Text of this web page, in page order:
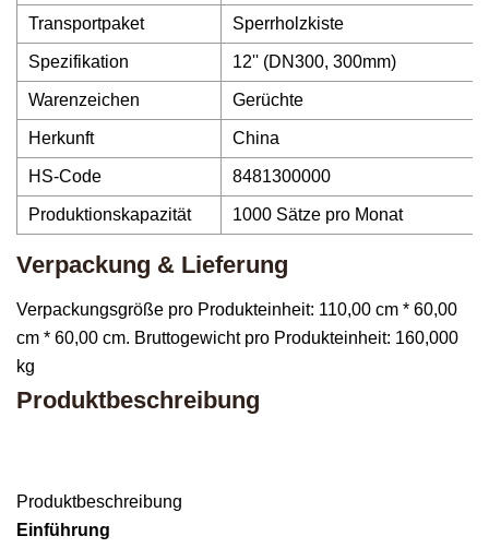
Transportpaket Sperrholzkiste
Spezifikation 12'' (DN300, 300mm)
Warenzeichen Gerüchte
Herkunft China
HS-Code 8481300000
Produktionskapazität 1000 Sätze pro Monat
Verpackung & Lieferung
Verpackungsgröße pro Produkteinheit: 110,00 cm * 60,00
cm * 60,00 cm. Bruttogewicht pro Produkteinheit: 160,000
kg
Produktbeschreibung
Produktbeschreibung
Einführung